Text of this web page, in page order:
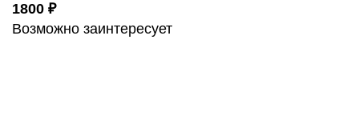
1800 ₽
Возможно заинтересует